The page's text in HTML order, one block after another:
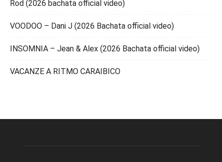
Rod (2026 bachata official video)
VOODOO – Dani J (2026 Bachata official video)
INSOMNIA – Jean & Alex (2026 Bachata official video)
VACANZE A RITMO CARAIBICO